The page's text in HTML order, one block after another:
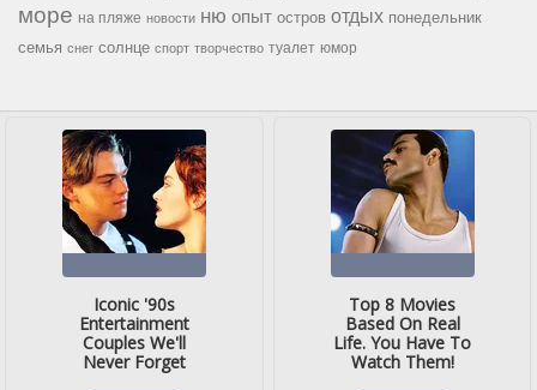
море на пляже новости ню опыт остров отдых понедельник
семья снег солнце спорт творчество туалет юмор